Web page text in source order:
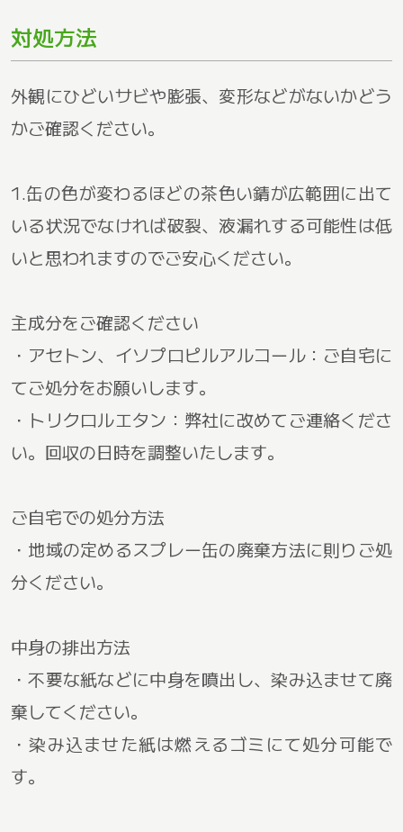
対処方法
外観にひどいサビや膨張、変形などがないかどう
かご確認ください。
1.缶の色が変わるほどの茶色い錆が広範囲に出て
いる状況でなければ破裂、液漏れする可能性は低
いと思われますのでご安心ください。
主成分をご確認ください
・アセトン、イソプロピルアルコール：ご自宅に
てご処分をお願いします。
・トリクロルエタン：弊社に改めてご連絡くださ
い。回収の日時を調整いたします。
ご自宅での処分方法
・地域の定めるスプレー缶の廃棄方法に則りご処
分ください。
中身の排出方法
・不要な紙などに中身を噴出し、染み込ませて廃
棄してください。
・染み込ませた紙は燃えるゴミにて処分可能で
す。